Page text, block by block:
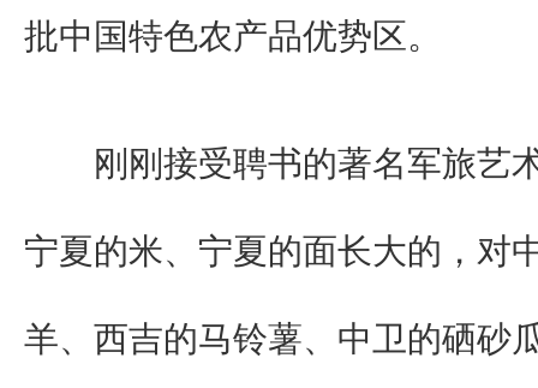
批中国特色农产品优势区。
刚刚接受聘书的著名军旅艺术
宁夏的米、宁夏的面长大的，对
羊、西吉的马铃薯、中卫的硒砂